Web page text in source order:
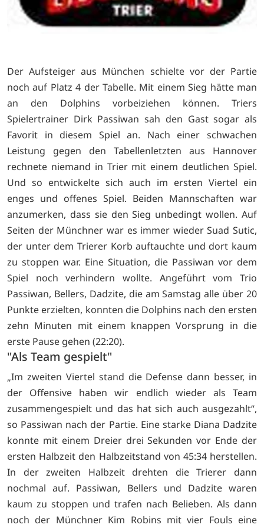
Der Aufsteiger aus München schielte vor der Partie
noch auf Platz 4 der Tabelle. Mit einem Sieg hätte man
an den Dolphins vorbeiziehen können. Triers
Spielertrainer Dirk Passiwan sah den Gast sogar als
Favorit in diesem Spiel an. Nach einer schwachen
Leistung gegen den Tabellenletzten aus Hannover
rechnete niemand in Trier mit einem deutlichen Spiel.
Und so entwickelte sich auch im ersten Viertel ein
enges und offenes Spiel. Beiden Mannschaften war
anzumerken, dass sie den Sieg unbedingt wollen. Auf
Seiten der Münchner war es immer wieder Suad Sutic,
der unter dem Trierer Korb auftauchte und dort kaum
zu stoppen war. Eine Situation, die Passiwan vor dem
Spiel noch verhindern wollte. Angeführt vom Trio
Passiwan, Bellers, Dadzite, die am Samstag alle über 20
Punkte erzielten, konnten die Dolphins nach den ersten
zehn Minuten mit einem knappen Vorsprung in die
erste Pause gehen (22:20).
"Als Team gespielt"
„Im zweiten Viertel stand die Defense dann besser, in
der Offensive haben wir endlich wieder als Team
zusammengespielt und das hat sich auch ausgezahlt“,
so Passiwan nach der Partie. Eine starke Diana Dadzite
konnte mit einem Dreier drei Sekunden vor Ende der
ersten Halbzeit den Halbzeitstand von 45:34 herstellen.
In der zweiten Halbzeit drehten die Trierer dann
nochmal auf. Passiwan, Bellers und Dadzite waren
kaum zu stoppen und trafen nach Belieben. Als dann
noch der Münchner Kim Robins mit vier Fouls eine